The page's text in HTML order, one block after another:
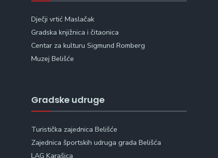
Dječji vrtić Maslačak
Gradska knjižnica i čitaonica
Centar za kulturu Sigmund Romberg
Muzej Belišće
Gradske udruge
Turistička zajednica Belišće
Zajednica športskih udruga grada Belišća
LAG Karašica